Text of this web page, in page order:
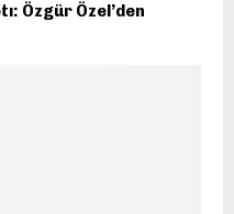
Özgür Özel’den